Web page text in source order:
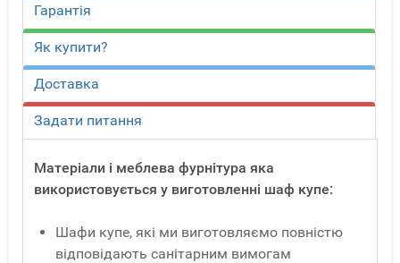
Гарантія
Як купити?
Доставка
Задати питання
Матеріали і меблева фурнітура яка
використовується у виготовленні шаф купе:
Шафи купе, які ми виготовляємо повністю
відповідають санітарним вимогам